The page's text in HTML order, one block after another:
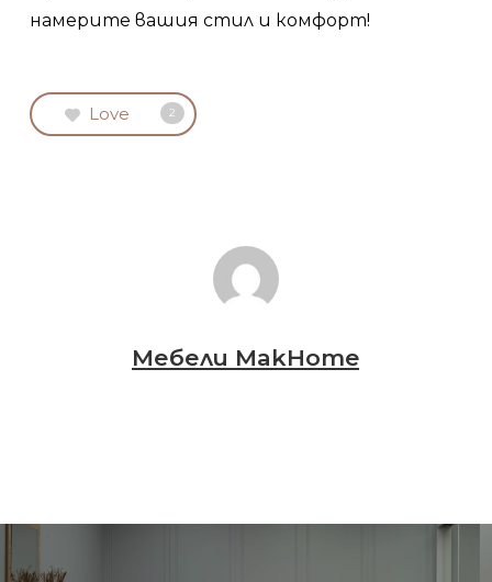
намерите вашия стил и комфорт!
Love 2
Мебели MakHome